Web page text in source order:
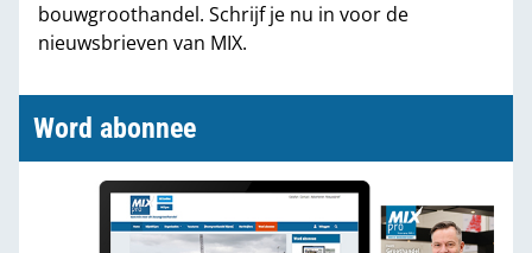
Partners
bouwgroothandel. Schrijf je nu in voor de
nieuwsbrieven van MIX.
Word abonnee